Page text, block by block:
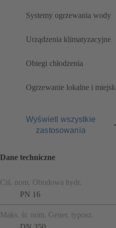
Systemy ogrzewania wody
Urządzenia klimatyzacyjne
Obiegi chłodzenia
Ogrzewanie lokalne i
Wyświetl wszystkie
zastosowania
Dane techniczne
Ciś. nom. Obudowa hydr.
PN 16
Maks. śr. nom. Gener. typosz.